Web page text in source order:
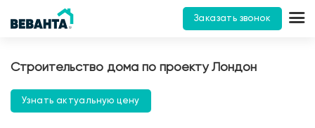
Заказать звонок
Строительство дома по проекту Лондон
Узнать актуальную цену